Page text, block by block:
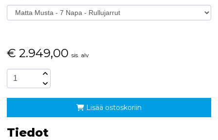
€ 2.949,00 sis. alv
Lisää ostoskoriin
Tiedot